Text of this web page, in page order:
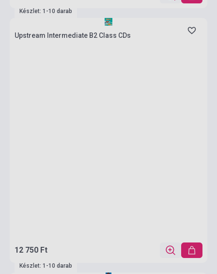
Készlet: 1-10 darab
Upstream Intermediate B2 Class CDs
12 750 Ft
Készlet: 1-10 darab